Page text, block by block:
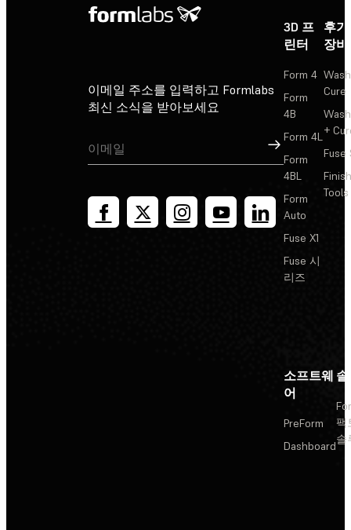
이메일 주소를 입력하고 Formlabs
최신 소식을 받아보세요
가입
3D 프
린터
Form 4
Form
4B
Form 4L
Form
4BL
Form
Auto
Fuse X1
Fuse 시
리즈
후
장비
Cure
+
Fuse
Tools
소프트웨
어
PreForm
Dashboard
팩
솔